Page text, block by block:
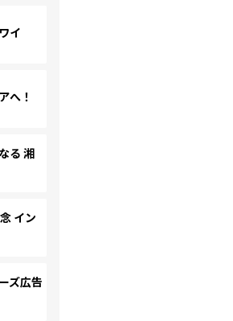
イ
へ！
る 湘
イン
ズ広告